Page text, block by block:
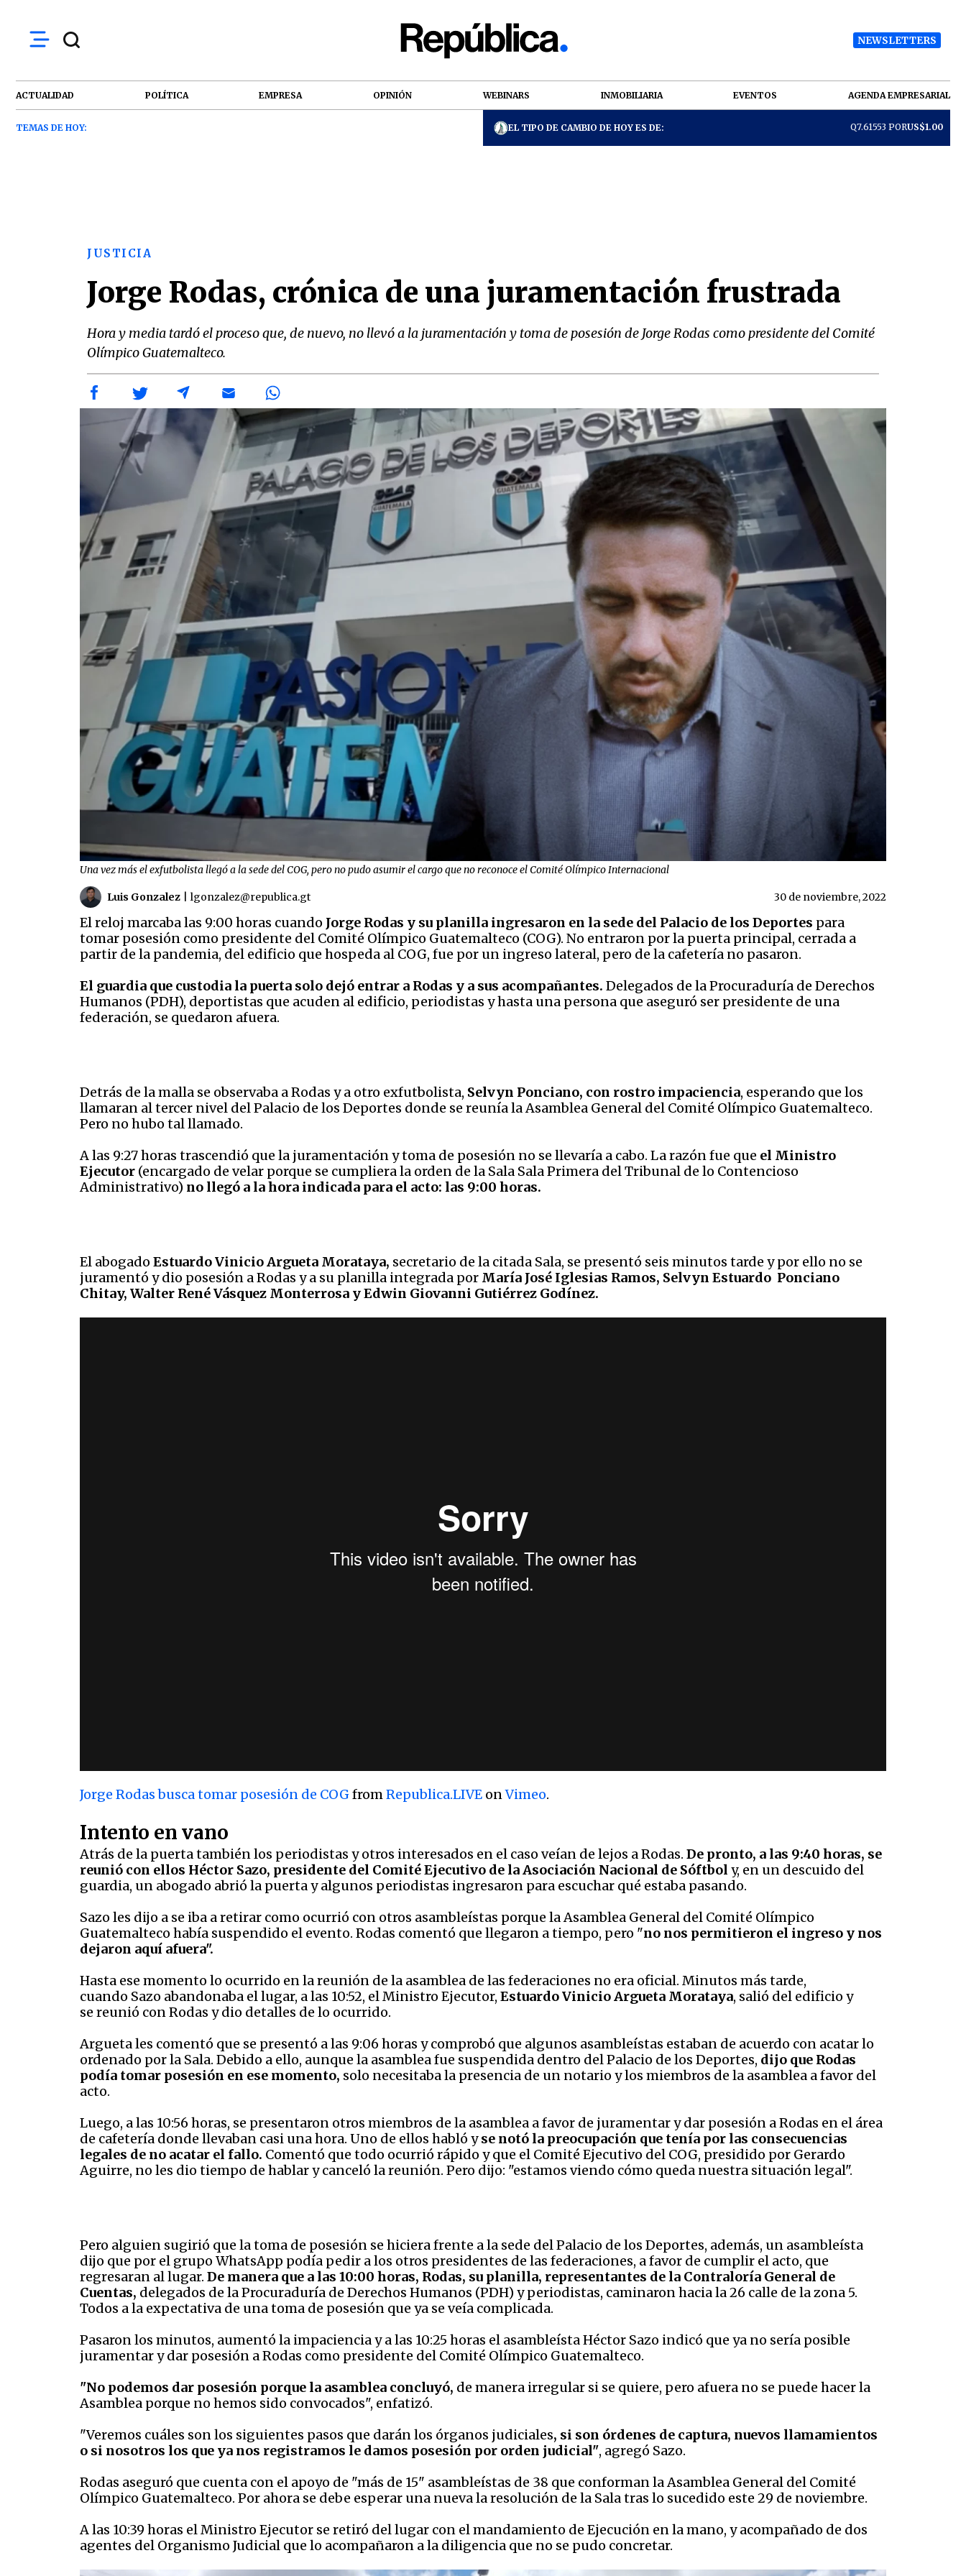
NEWSLETTERS
ACTUALIDAD POLÍTICA EMPRESA OPINIÓN WEBINARS INMOBILIARIA EVENTOS AGENDA EMPRESARIAL
TEMAS DE HOY: EL TIPO DE CAMBIO DE HOY ES DE: Q7.61553 PORUS$1.00
JUSTICIA
Jorge Rodas, crónica de una juramentación frustrada
Hora y media tardó el proceso que, de nuevo, no llevó a la juramentación y toma de posesión de Jorge Rodas como presidente del Comité
Olímpico Guatemalteco.
Una vez más el exfutbolista llegó a la sede del COG, pero no pudo asumir el cargo que no reconoce el Comité Olímpico Internacional
Luis Gonzalez lgonzalez@republica.gt 30 de noviembre, 2022
El reloj marcaba las 9:00 horas cuando Jorge Rodas y su planilla ingresaron en la sede del Palacio de los Deportes para
tomar posesión como presidente del Comité Olímpico Guatemalteco (COG). No entraron por la puerta principal, cerrada a
partir de la pandemia, del edificio que hospeda al COG, fue por un ingreso lateral, pero de la cafetería no pasaron.
El guardia que custodia la puerta solo dejó entrar a Rodas y a sus acompañantes. Delegados de la Procuraduría de Derechos
Humanos (PDH), deportistas que acuden al edificio, periodistas y hasta una persona que aseguró ser presidente de una
federación, se quedaron afuera.
Detrás de la malla se observaba a Rodas y a otro exfutbolista, Selvyn Ponciano, con rostro impaciencia, esperando que los
llamaran al tercer nivel del Palacio de los Deportes donde se reunía la Asamblea General del Comité Olímpico Guatemalteco.
Pero no hubo tal llamado.
A las 9:27 horas trascendió que la juramentación y toma de posesión no se llevaría a cabo. La razón fue que el Ministro
Ejecutor (encargado de velar porque se cumpliera la orden de la Sala Sala Primera del Tribunal de lo Contencioso
Administrativo) no llegó a la hora indicada para el acto: las 9:00 horas.
El abogado Estuardo Vinicio Argueta Morataya, secretario de la citada Sala, se presentó seis minutos tarde y por ello no se
juramentó y dio posesión a Rodas y a su planilla integrada por María José Iglesias Ramos, Selvyn Estuardo Ponciano
Chitay, Walter René Vásquez Monterrosa y Edwin Giovanni Gutiérrez Godínez.
Jorge Rodas busca tomar posesión de COG fromRepublica.LIVE onVimeo.
Intento en vano
Atrás de la puerta también los periodistas y otros interesados en el caso veían de lejos a Rodas. De pronto, a las 9:40 horas, se
reunió con ellos Héctor Sazo, presidente del Comité Ejecutivo de la Asociación Nacional de Sóftbol y, en un descuido del
guardia, un abogado abrió la puerta y algunos periodistas ingresaron para escuchar qué estaba pasando.
Sazo les dijo a se iba a retirar como ocurrió con otros asambleístas porque la Asamblea General del Comité Olímpico
Guatemalteco había suspendido el evento. Rodas comentó que llegaron a tiempo, pero "no nos permitieron el ingreso y nos
dejaron aquí afuera".
Hasta ese momento lo ocurrido en la reunión de la asamblea de las federaciones no era oficial. Minutos más tarde,
cuando Sazo abandonaba el lugar, a las 10:52, el Ministro Ejecutor, Estuardo Vinicio Argueta Morataya, salió del edificio y
se reunió con Rodas y dio detalles de lo ocurrido.
Argueta les comentó que se presentó a las 9:06 horas y comprobó que algunos asambleístas estaban de acuerdo con acatar lo
ordenado por la Sala. Debido a ello, aunque la asamblea fue suspendida dentro del Palacio de los Deportes, dijo que Rodas
podía tomar posesión en ese momento, solo necesitaba la presencia de un notario y los miembros de la asamblea a favor del
acto.
Luego, a las 10:56 horas, se presentaron otros miembros de la asamblea a favor de juramentar y dar posesión a Rodas en el área
de cafetería donde llevaban casi una hora. Uno de ellos habló yse notó la preocupación que tenía por las consecuencias
legales de no acatar el fallo. Comentó que todo ocurrió rápido y que el Comité Ejecutivo del COG, presidido por Gerardo
Aguirre, no les dio tiempo de hablar y canceló la reunión. Pero dijo: "estamos viendo cómo queda nuestra situación legal".
Pero alguien sugirió que la toma de posesión se hiciera frente a la sede del Palacio de los Deportes, además, un asambleísta
dijo que por el grupo WhatsApp podía pedir a los otros presidentes de las federaciones, a favor de cumplir el acto, que
regresaran al lugar. De manera que a las 10:00 horas, Rodas, su planilla, representantes de la Contraloría General de
Cuentas, delegados de la Procuraduría de Derechos Humanos (PDH) y periodistas, caminaron hacia la 26 calle de la zona 5.
Todos a la expectativa de una toma de posesión que ya se veía complicada.
Pasaron los minutos, aumentó la impaciencia y a las 10:25 horas el asambleísta Héctor Sazo indicó que ya no sería posible
juramentar y dar posesión a Rodas como presidente del Comité Olímpico Guatemalteco.
"No podemos dar posesión porque la asamblea concluyó, de manera irregular si se quiere, pero afuera no se puede hacer la
Asamblea porque no hemos sido convocados", enfatizó.
"Veremos cuáles son los siguientes pasos que darán los órganos judiciales, si son órdenes de captura, nuevos llamamientos
o si nosotros los que ya nos registramos le damos posesión por orden judicial", agregó Sazo.
Rodas aseguró que cuenta con el apoyo de "más de 15" asambleístas de 38 que conforman la Asamblea General del Comité
Olímpico Guatemalteco. Por ahora se debe esperar una nueva la resolución de la Sala tras lo sucedido este 29 de noviembre.
A las 10:39 horas el Ministro Ejecutor se retiró del lugar con el mandamiento de Ejecución en la mano, y acompañado de dos
agentes del Organismo Judicial que lo acompañaron a la diligencia que no se pudo concretar.